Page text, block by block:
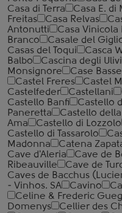
Casa di Terra
Casa E. di
Freitas
Casa Relvas
Antonutti
Casa Vinicola
Branco
Casale del
Casas del Toqui
Casca
Balbo
Cascina degli Ulivi
Monsignore
Case
Castel Freres
Castel
Castelfeder
Castellani
Castello Banfi
Castello
Paneretta
Castello
Ama
Castello di Lozzolo
Castello di Tassarolo
Madonna
Catena
Cave d'Aleria
Cave de
Ribeauville
Cave de
Caves de Bacchus
- Vinhos. SA
Cavino
Celine & Frederic
Domenys
Cellier des